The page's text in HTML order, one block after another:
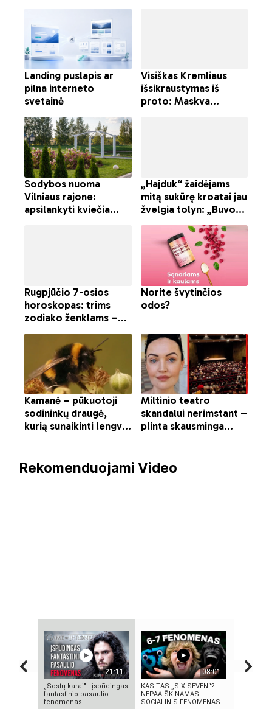
Rekomenduojami Video
21:11
„Sostų karai" - įspūdingas
fantastinio pasaulio
fenomenas
08:01
KAS TAS „SIX-SEVEN“?
NEPAAIŠKINAMAS
SOCIALINIS FENOMENAS